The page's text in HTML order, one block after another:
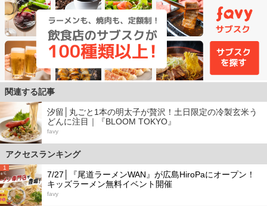
関連する記事
汐留│丸ごと1本の明太子が贅沢！土日限定の冷製玄米う
どんに注目｜『BLOOM TOKYO』
favy
アクセスランキング
1
7/27│『尾道ラーメンWAN』が広島HiroPaにオープン！
キッズラーメン無料イベント開催
favy